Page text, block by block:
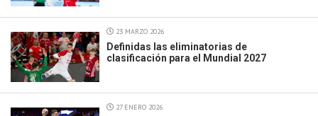
23 MARZO 2026
Definidas las eliminatorias de
clasificación para el Mundial 2027
27 ENERO 2026